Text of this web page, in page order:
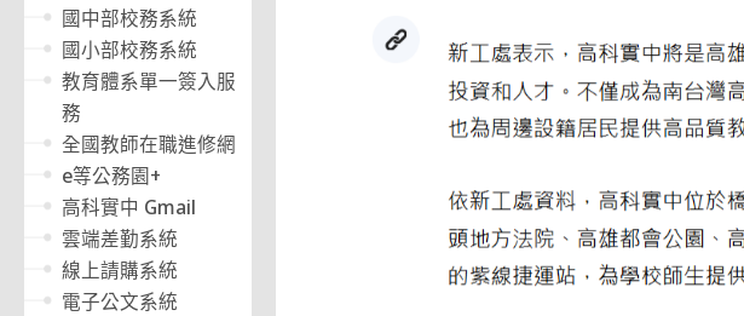
國中部校務系統
國小部校務系統
教育體系單一簽入服
務
全國教師在職進修網
e等公務園+
高科實中 Gmail
雲端差勤系統
線上請購系統
電子公文系統